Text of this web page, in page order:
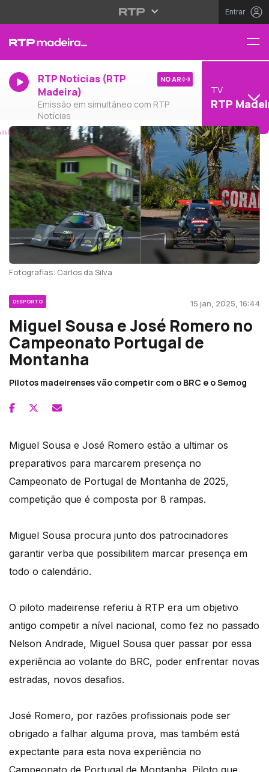
Entrar
RTP Notícias (RTP
Madeira)
Emissão em simultâneo com RTP
Notícias
NO AR
TV
RTP
Fotografias: Carlos da Silva
DESPORTO 15 jan, 2025, 16:44
Miguel Sousa e José Romero no
Campeonato Portugal de
Montanha
Pilotos madeirenses vão competir com o BRC e o Semog
Miguel Sousa e José Romero estão a ultimar os
preparativos para marcarem presença no
Campeonato de Portugal de Montanha de 2025,
competição que é composta por 8 rampas.
Miguel Sousa procura junto dos patrocinadores
garantir verba que possibilitem marcar presença em
todo o calendário.
O piloto madeirense referiu à RTP era um objetivo
antigo competir a nível nacional, como fez no passado
Nelson Andrade, Miguel Sousa quer passar por essa
experiência ao volante do BRC, poder enfrentar novas
estradas, novos desafios.
José Romero, por razões profissionais pode ser
obrigado a falhar alguma prova, mas também está
expectante para esta nova experiência no
Campeonato de Portugal de Montanha. Piloto que